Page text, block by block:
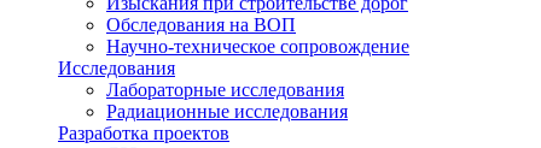
Обследования на ВОП
Научно-техническое сопровождение
Исследования
Лабораторные исследования
Радиационные исследования
Разработка проектов